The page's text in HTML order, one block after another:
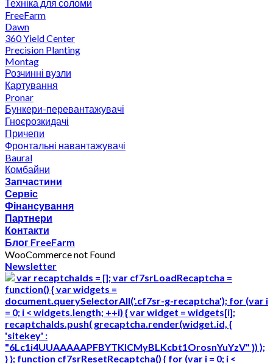
Техніка для соломи
FreeFarm
Dawn
360 Yield Center
Precision Planting
Montag
Розчинні вузли
Картування
Pronar
Бункери-перевантажувачі
Гноєрозкидачі
Причепи
Фронтальні навантажувачі
Baural
Комбайни
Запчастини
Сервіс
Фінансування
Партнери
Контакти
Блог FreeFarm
WooCommerce not Found
Newsletter
var recaptchaIds = []; var cf7srLoadRecaptcha =
function() { var widgets =
document.querySelectorAll('.cf7sr-g-recaptcha'); for (var i
= 0; i < widgets.length; ++i) { var widget = widgets[i];
recaptchaIds.push( grecaptcha.render(widget.id, {
'sitekey' :
"6Lc1i4UUAAAAAPFBYTKICMyBLKcbt1OrosnYuYzV" }) );
} }; function cf7srResetRecaptcha() { for (var i = 0; i <